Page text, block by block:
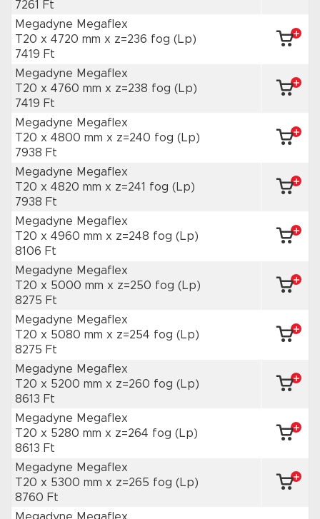
7261 Ft
Megadyne Megaflex
T20 x 4720 mm x z=236 fog (Lp)
7419 Ft
Megadyne Megaflex
T20 x 4760 mm x z=238 fog (Lp)
7419 Ft
Megadyne Megaflex
T20 x 4800 mm x z=240 fog (Lp)
7938 Ft
Megadyne Megaflex
T20 x 4820 mm x z=241 fog (Lp)
7938 Ft
Megadyne Megaflex
T20 x 4960 mm x z=248 fog (Lp)
8106 Ft
Megadyne Megaflex
T20 x 5000 mm x z=250 fog (Lp)
8275 Ft
Megadyne Megaflex
T20 x 5080 mm x z=254 fog (Lp)
8275 Ft
Megadyne Megaflex
T20 x 5200 mm x z=260 fog (Lp)
8613 Ft
Megadyne Megaflex
T20 x 5280 mm x z=264 fog (Lp)
8613 Ft
Megadyne Megaflex
T20 x 5300 mm x z=265 fog (Lp)
8760 Ft